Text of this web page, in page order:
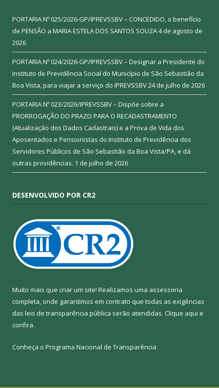
PORTARIA Nº 025/2026-GP/IPREVSSBV – CONCEDIDO, o benefício
de PENSÃO a MARIA ESTELA DOS SANTOS SOUZA4 de agosto de
2026
PORTARIA Nº 024/2026-GP/IPREVSSBV – Designar a Presidente do
Instituto de Previdência Social do Município de São Sebastião da
Boa Vista, para viajar a serviço do IPREVSSBV24 de julho de 2026
PORTARIA Nº 023/2026/IPREVSSBV – Dispõe sobre a
PRORROGAÇÃO DO PRAZO PARA O RECADASTRAMENTO
(Atualização dos Dados Cadastrais) e a Prova de Vida dos
Aposentados e Pensionistas do Instituto de Previdência dos
Servidores Públicos de São Sebastião da Boa Vista/PA, e dá
outras providências. 1 de julho de 2026
DESENVOLVIDO POR CR2
Muito mais que criar um site! Realizamos uma assessoria
completa, onde garantimos em contrato que todas as exigências
das leis de transparência pública serão atendidas. Clique aqui e
confira.
Conheça o Programa Nacional de Transparência